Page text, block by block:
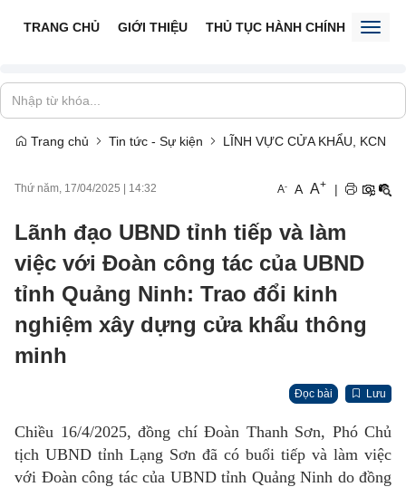
TRANG CHỦ GIỚI THIỆU THỦ TỤC HÀNH CHÍNH TIẾP
Trang chủ Tin tức - Sự kiện LĨNH VỰC CỬA KHẨU, KCN
Thứ năm, 17/04/2025 14:32 A- A A+ |
Lãnh đạo UBND tỉnh tiếp và làm
việc với Đoàn công tác của UBND
tỉnh Quảng Ninh: Trao đổi kinh
nghiệm xây dựng cửa khẩu thông
minh
Đọc bài Lưu
Chiều 16/4/2025, đồng chí Đoàn Thanh Sơn, Phó Chủ
tịch UBND tỉnh Lạng Sơn đã có buổi tiếp và làm việc
với Đoàn công tác của UBND tỉnh Quảng Ninh do đồng